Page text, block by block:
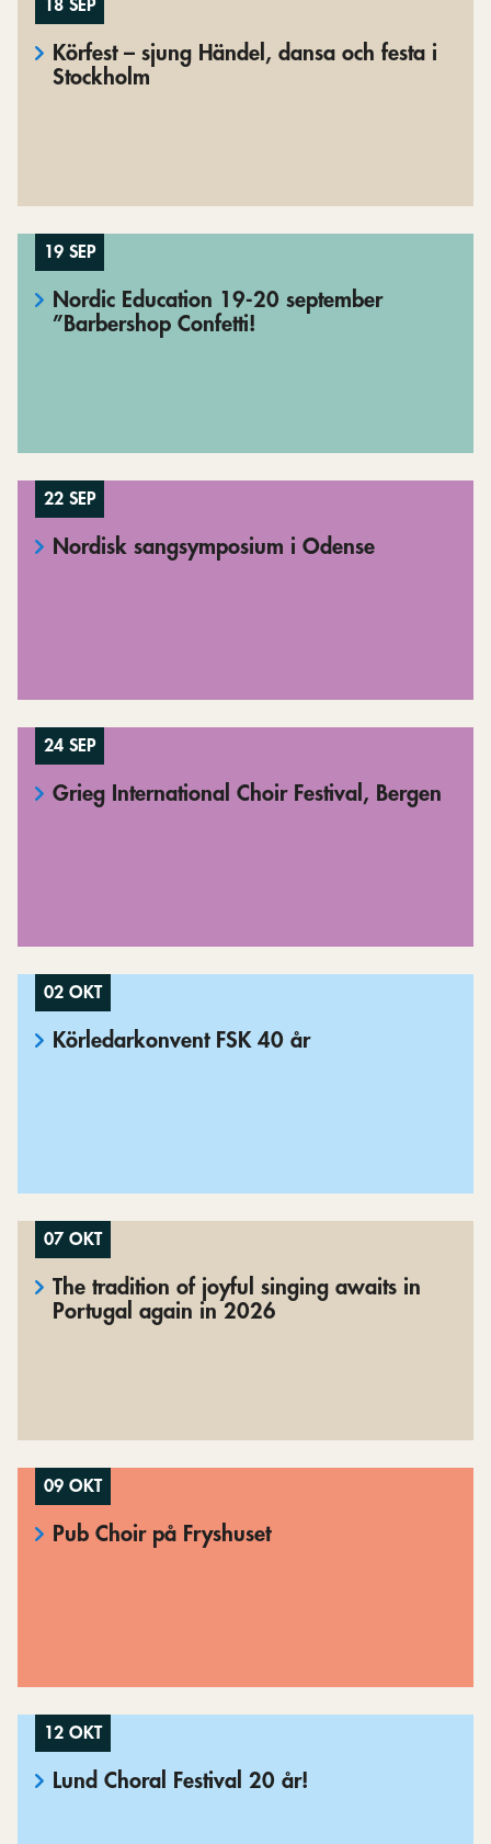
18 SEP
Körfest – sjung Händel, dansa och festa i
Stockholm
19 SEP
Nordic Education 19-20 september
”Barbershop Confetti!
22 SEP
Nordisk sangsymposium i Odense
24 SEP
Grieg International Choir Festival, Bergen
02 OKT
Körledarkonvent FSK 40 år
07 OKT
The tradition of joyful singing awaits in
Portugal again in 2026
09 OKT
Pub Choir på Fryshuset
12 OKT
Lund Choral Festival 20 år!